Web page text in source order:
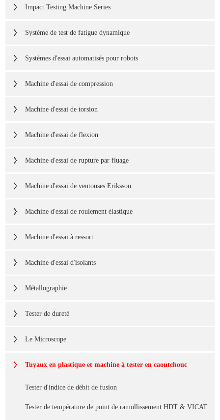
Impact Testing Machine Series
Système de test de fatigue dynamique
Systèmes d'essai automatisés pour robots
Machine d'essai de compression
Machine d'essai de torsion
Machine d'essai de flexion
Machine d'essai de rupture par fluage
Machine d'essai de ventouses Eriksson
Machine d'essai de roulement élastique
Machine d'essai à ressort
Machine d'essai d'isolants
Métallographie
Tester de dureté
Le Microscope
Tuyaux en plastique et machine à tester en caoutchouc
Tester d'indice de débit de fusion
Tester de température de point de ramollissement HDT & VICAT